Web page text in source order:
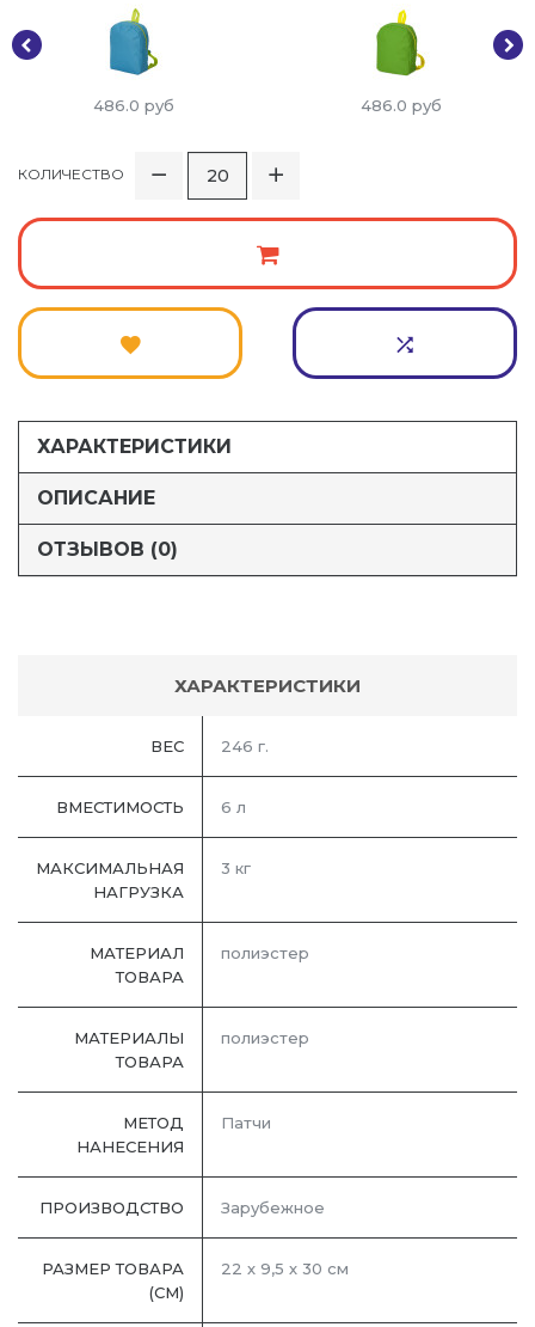
486.0 руб 486.0 руб
КОЛИЧЕСТВО
ХАРАКТЕРИСТИКИ
ОПИСАНИЕ
ОТЗЫВОВ (0)
ХАРАКТЕРИСТИКИ
ВЕС 246 г.
ВМЕСТИМОСТЬ 6 л
МАКСИМАЛЬНАЯ
НАГРУЗКА
3 кг
МАТЕРИАЛ
ТОВАРА
полиэстер
МАТЕРИАЛЫ
ТОВАРА
полиэстер
МЕТОД
НАНЕСЕНИЯ
Патчи
ПРОИЗВОДСТВО Зарубежное
РАЗМЕР ТОВАРА
(СМ)
22 х 9,5 х 30 см